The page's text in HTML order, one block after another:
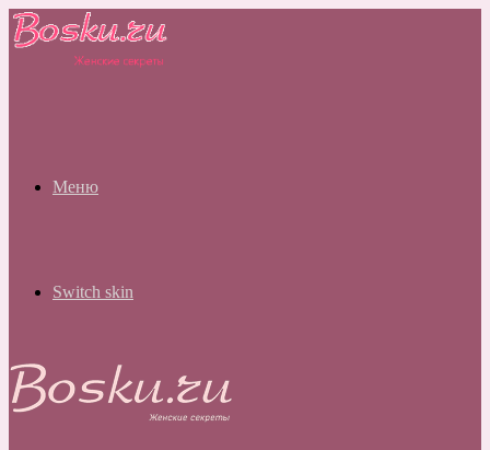
Меню
Switch skin